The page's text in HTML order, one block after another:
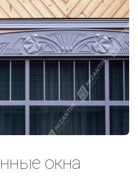
окна